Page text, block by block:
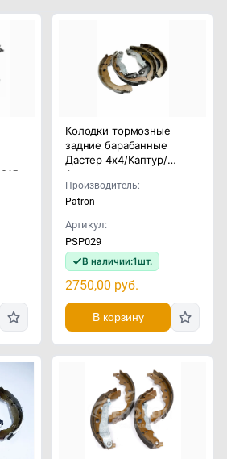
Колодки тормозные
задние барабанные
Дастер 4x4/Каптур/
Аркана
Производитель:
Patron
Артикул:
PSP029
В наличии:1шт.
2750,00 руб.
В корзину